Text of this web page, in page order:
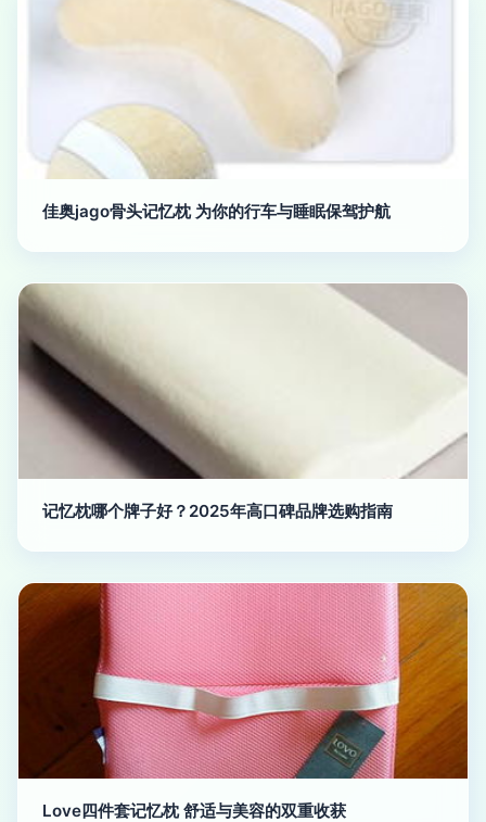
佳奥jago骨头记忆枕 为你的行车与睡眠保驾护航
记忆枕哪个牌子好？2025年高口碑品牌选购指南
Love四件套记忆枕 舒适与美容的双重收获